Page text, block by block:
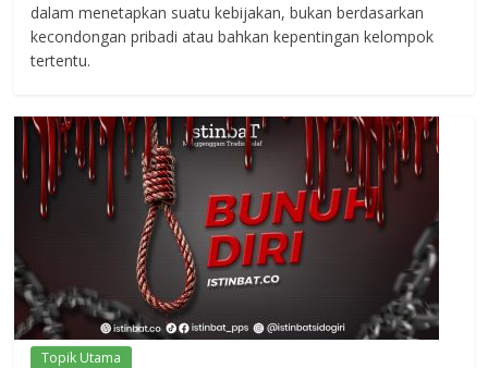
dalam menetapkan suatu kebijakan, bukan berdasarkan
kecondongan pribadi atau bahkan kepentingan kelompok
tertentu.
Topik Utama